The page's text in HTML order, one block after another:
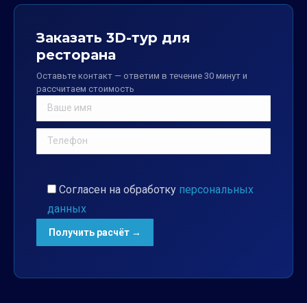
Заказать 3D-тур для
ресторана
Оставьте контакт — ответим в течение 30 минут и
рассчитаем стоимость
Согласен на обработку персональных
данных